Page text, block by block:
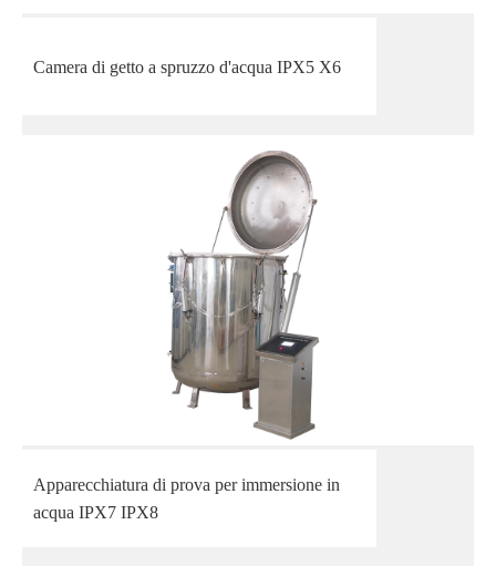
Camera di getto a spruzzo d'acqua IPX5 X6
Apparecchiatura di prova per immersione in
acqua IPX7 IPX8